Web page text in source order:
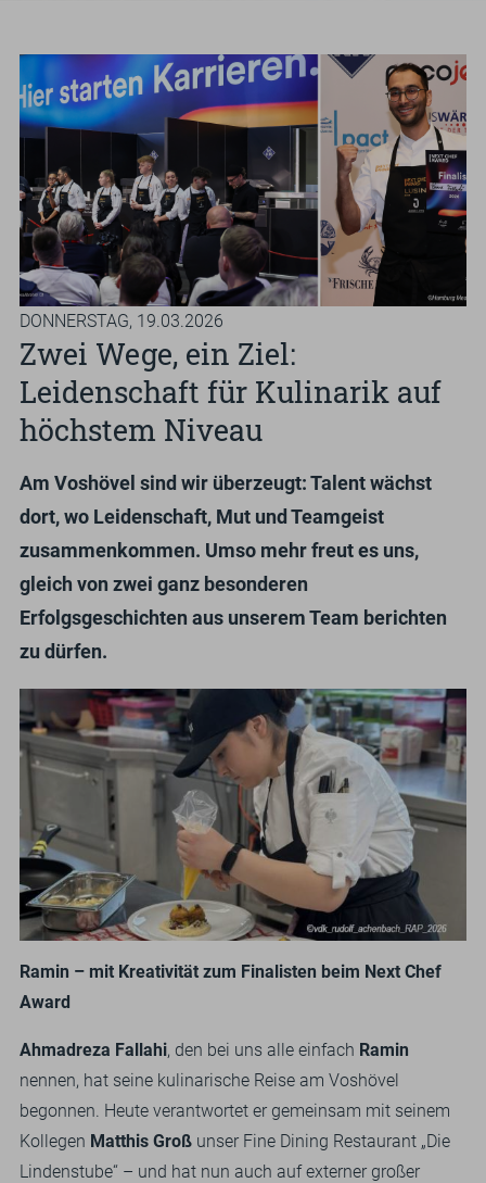
GUTSCHEINE & SHOP
Suchbegriff
eingeben
DONNERSTAG, 19.03.2026
Zwei Wege, ein Ziel:
Leidenschaft für Kulinarik auf
höchstem Niveau
Am Voshövel sind wir überzeugt: Talent wächst
dort, wo Leidenschaft, Mut und Teamgeist
zusammenkommen. Umso mehr freut es uns,
gleich von zwei ganz besonderen
Erfolgsgeschichten aus unserem Team berichten
zu dürfen.
Ramin – mit Kreativität zum Finalisten beim Next Chef
Award
Ahmadreza Fallahi, den bei uns alle einfach Ramin
nennen, hat seine kulinarische Reise am Voshövel
begonnen. Heute verantwortet er gemeinsam mit seinem
Kollegen Matthis Groß unser Fine Dining Restaurant „Die
Lindenstube“ – und hat nun auch auf externer großer